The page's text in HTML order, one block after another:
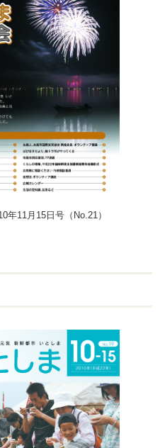
年11月15日号（No.21）